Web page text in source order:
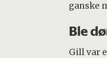
ganske
Ble
Gill var